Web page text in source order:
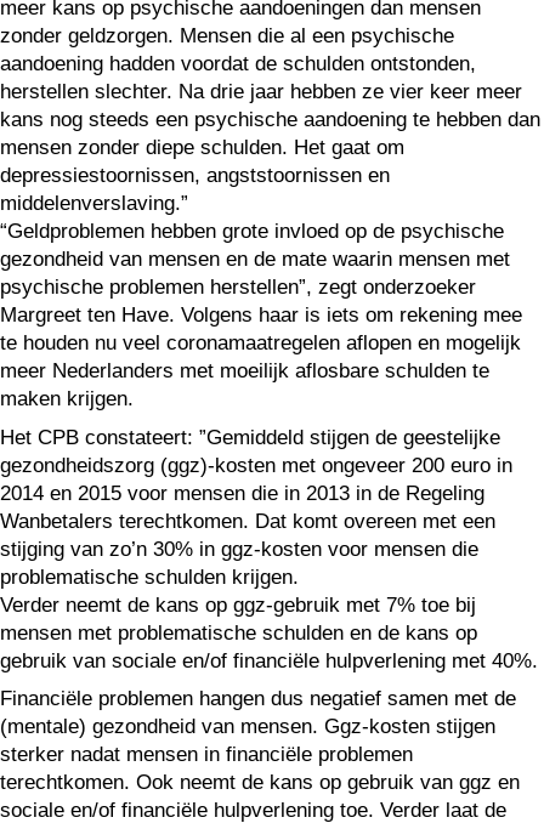
meer kans op psychische aandoeningen dan mensen
zonder geldzorgen. Mensen die al een psychische
aandoening hadden voordat de schulden ontstonden,
herstellen slechter. Na drie jaar hebben ze vier keer meer
kans nog steeds een psychische aandoening te hebben dan
mensen zonder diepe schulden. Het gaat om
depressiestoornissen, angststoornissen en
middelenverslaving.”
“Geldproblemen hebben grote invloed op de psychische
gezondheid van mensen en de mate waarin mensen met
psychische problemen herstellen”, zegt onderzoeker
Margreet ten Have. Volgens haar is iets om rekening mee
te houden nu veel coronamaatregelen aflopen en mogelijk
meer Nederlanders met moeilijk aflosbare schulden te
maken krijgen.
Het CPB constateert: ”Gemiddeld stijgen de geestelijke
gezondheidszorg (ggz)-kosten met ongeveer 200 euro in
2014 en 2015 voor mensen die in 2013 in de Regeling
Wanbetalers terechtkomen. Dat komt overeen met een
stijging van zo’n 30% in ggz-kosten voor mensen die
problematische schulden krijgen.
Verder neemt de kans op ggz-gebruik met 7% toe bij
mensen met problematische schulden en de kans op
gebruik van sociale en/of financiële hulpverlening met 40%.
Financiële problemen hangen dus negatief samen met de
(mentale) gezondheid van mensen. Ggz-kosten stijgen
sterker nadat mensen in financiële problemen
terechtkomen. Ook neemt de kans op gebruik van ggz en
sociale en/of financiële hulpverlening toe. Verder laat de